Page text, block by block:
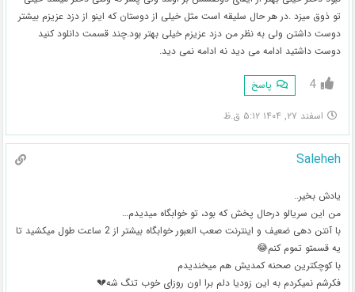
تو ذوق میزد .در هر حال سلیقه است مثل خیلی از دوستان که اینو از دزد عزیزم بیشتر
دوست داشتن ولی به نظر من دزد عزیزم خیلی بهتر بود.چند قسمت دانلود کنید
دوست داشتید ادامه می دید نه ادامه نمی دید.
4 پاسخ
اسفند ۲۷, ۱۴۰۴ ۵:۱۲ ق.ظ
Saleheh
یادش بخیر..
من این سریالو درحال پخش که بود، تو خوابگاه میدیدم…
با آنتن دهی ضعیف و اینترنت صعب العبور خوابگاه بیشتر از 2 ساعت طول میکشید تا
یه قسمتو تموم کنم😂
با کوچکترین صحنه کمدیش هم میخندیدم
فکرشم نمیکردم به این زودیا دلم برا اون روزای خوب تنگ شه💔